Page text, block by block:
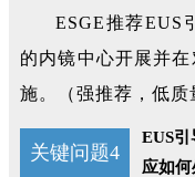
ESGE推荐EUS
的内镜中心开展并
施。（强推荐，低质
关键问题4
EUS
应如何